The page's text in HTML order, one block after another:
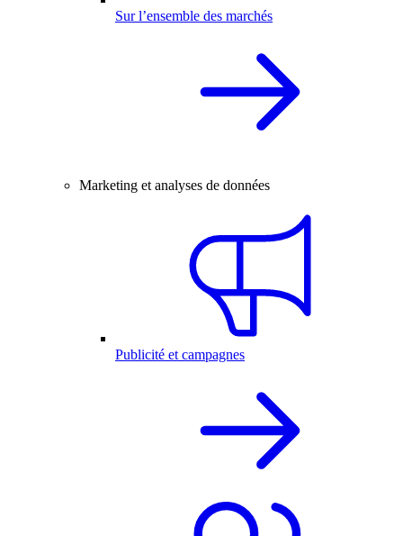
Sur l’ensemble des marchés
Marketing et analyses de données
Publicité et campagnes